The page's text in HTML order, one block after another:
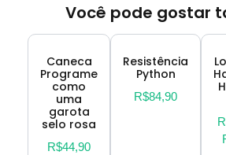
Você pode gostar
Caneca
Programe
como
uma
garota
selo rosa
R$44,90
Resistência
Python
R$84,90